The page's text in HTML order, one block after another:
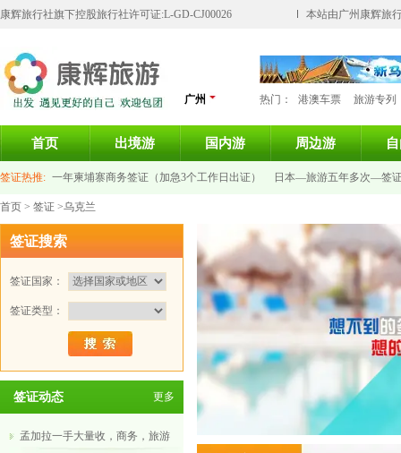
康辉旅行社旗下控股旅行社许可证:L-GD-CJ00026 本站由广州康辉旅
广州 热门： 港澳车票 旅游专列
首页 出境游 国内游 周边游
签证热推: 一年柬埔寨商务签证（加急3个工作日出证） 日本—旅游五年多次—签
意大利签证-个人旅游签证
首页 > 签证 >乌克兰
签证搜索
签证国家：
签证类型：
签证动态 更多
孟加拉一手大量收，商务，旅游